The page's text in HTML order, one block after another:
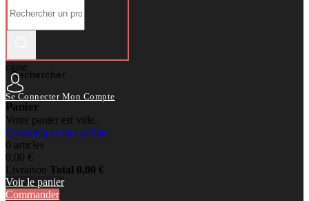
Rechercher
close
Se Connecter Mon Compte
Panier
Votre panier est vide.
Commencer mes achats
0 articles
0,00 €
Livraison Total 0,00 €
Voir le panier
Commander